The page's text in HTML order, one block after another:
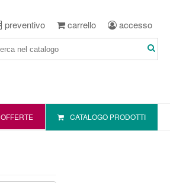
accesso
carrello
preventivo
CATALOGO PRODOTTI
OFFERTE